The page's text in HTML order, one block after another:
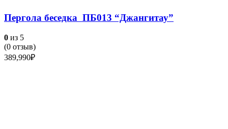
Пергола беседка ПБ013 “Джангитау”
0 из 5
(0 отзыв)
389,990₽